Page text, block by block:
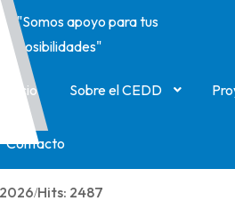
"Somos apoyo para tus
posibilidades"
Inicio Sobre el CEDD
Contacto
Hits: 2487